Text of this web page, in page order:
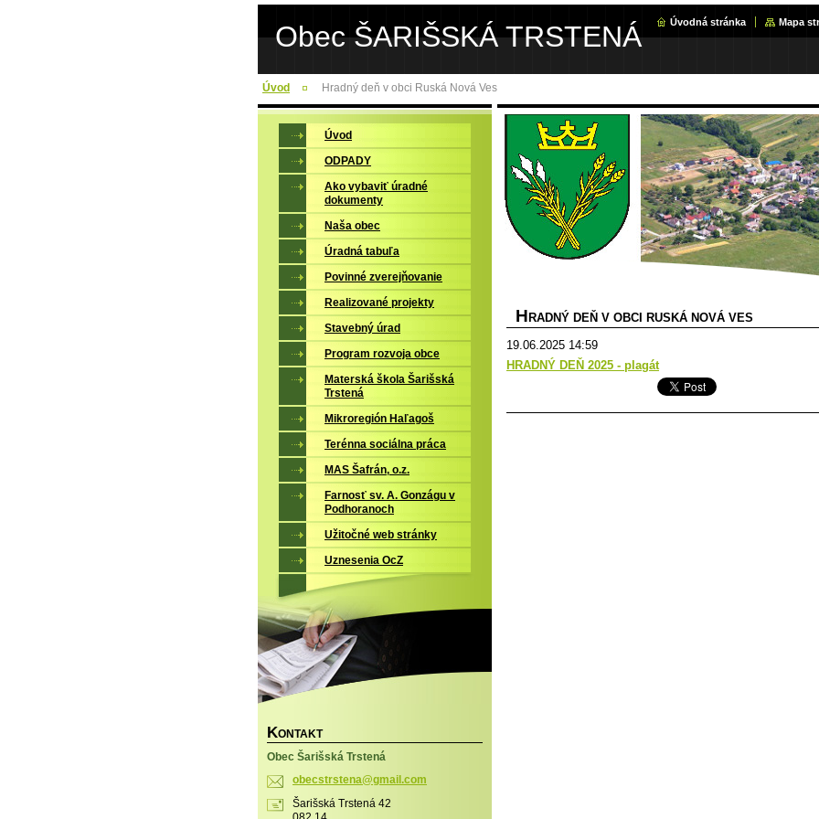
Obec ŠARIŠSKÁ TRSTENÁ Úvodná stránka Mapa
Úvod Hradný deň v obci Ruská Nová Ves
H RADNÝ DEŇ V OBCI RUSKÁ NOVÁ VES
19.06.2025 14:59
HRADNÝ DEŇ 2025 - plagát
Úvod
ODPADY
Ako vybaviť úradné
dokumenty
Naša obec
Úradná tabuľa
Povinné zverejňovanie
Realizované projekty
Stavebný úrad
Program rozvoja obce
Materská škola Šarišská
Trstená
Mikroregión Haľagoš
Terénna sociálna práca
MAS Šafrán, o.z.
Farnosť sv. A. Gonzágu v
Podhoranoch
Užitočné web stránky
Uznesenia OcZ
KONTAKT
Obec Šarišská Trstená
obecstrstena@gmail.com
Šarišská Trstená 42